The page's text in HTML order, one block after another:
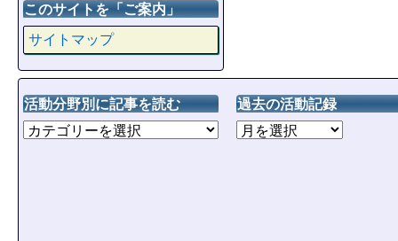
このサイトを「ご案内」
サイトマップ
活動分野別に記事を読む 過去の活動記録